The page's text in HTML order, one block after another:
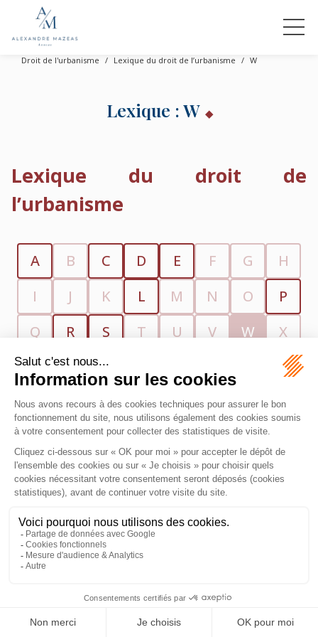
Droit de l'urbanisme Lexique du droit de l’urbanisme W
Lexique : W
Lexique du droit de
l’urbanisme
A B C D E F G
H
I
J K L M N O
P
Q
R S T U V W
X
MAZEAS Avocat
11 Rue de Metz
31000 TOULOUSE
Tél :06 28 84 21 96
Honoraires Plan du site
Mentions légales
Septeo Digital & Services © 2026